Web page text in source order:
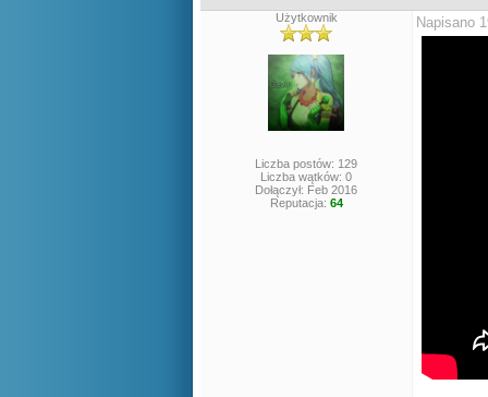
Użytkownik
Liczba postów: 129
Liczba wątków: 0
Dołączył: Feb 2016
Reputacja: 64
Napisano